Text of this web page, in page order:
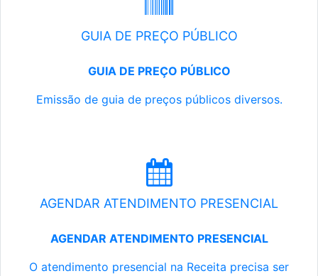
GUIA DE PREÇO PÚBLICO
GUIA DE PREÇO PÚBLICO
Emissão de guia de preços públicos diversos.
AGENDAR ATENDIMENTO PRESENCIAL
AGENDAR ATENDIMENTO PRESENCIAL
O atendimento presencial na Receita precisa ser